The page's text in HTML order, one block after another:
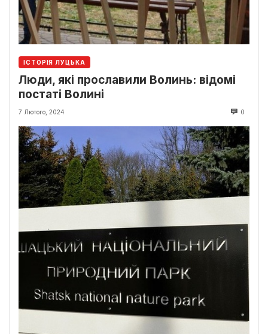
ІСТОРІЯ ЛУЦЬКА
Люди, які прославили Волинь: відомі
постаті Волині
7 Лютого, 2024 0